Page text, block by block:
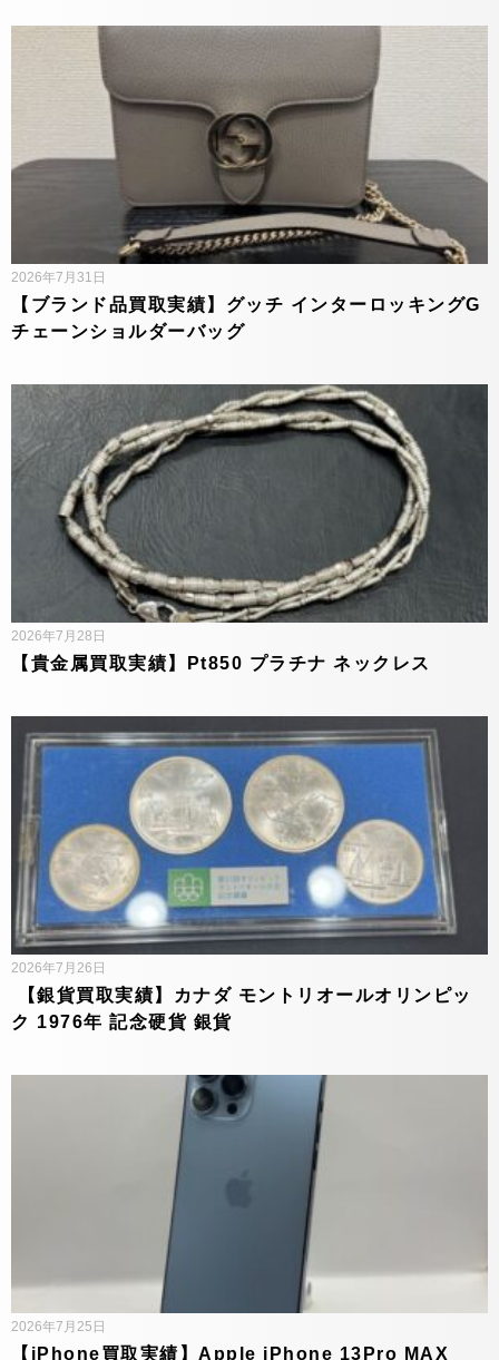
【ブランド品買取実績】グッチ インターロッキングG
チェーンショルダーバッグ
2026年7月31日
【貴金属買取実績】Pt850 プラチナ ネックレス
2026年7月28日
【銀貨買取実績】カナダ モントリオールオリンピッ
ク 1976年 記念硬貨 銀貨
2026年7月26日
【iPhone買取実績】Apple iPhone 13Pro MAX
2026年7月25日